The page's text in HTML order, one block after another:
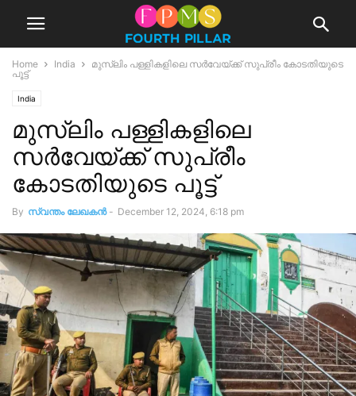
Home India
മുസ്ലിം പള്ളികളിലെ സർവേയ്ക്ക് സുപ്രീം കോടതിയുടെ
പൂട്ട്
India
മുസ്ലിം പള്ളികളിലെ
സർവേയ്ക്ക് സുപ്രീം
കോടതിയുടെ പൂട്ട്
By സ്വന്തം ലേഖകന്‍ - December 12, 2024, 6:18 pm